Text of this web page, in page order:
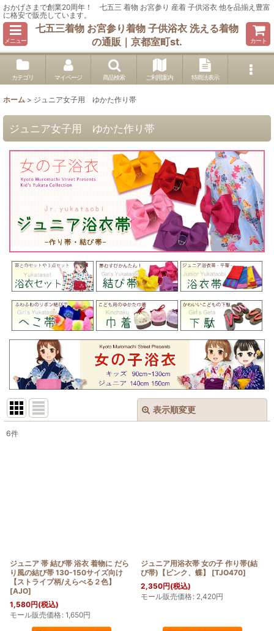
おかげさまで創業20周年！ 七五三 着物 お宮参り 産着 子供浴衣 他を品揃え豊富
に格安で販売しています。
メニュー
七五三着物 お宮参り着物 子供浴衣 洗える着物
の通販｜京都室町st.
カート
カテゴリ マイページ 商品検索 ご利用案内 特商法表示
ホーム > ジュニア女子用 ゆかた作り帯
ジュニア女子用 ゆかた作り帯
表示順変更
6件
ジュニア 帯 結び帯 浴衣 着物に だら
り風の結び帯 130-150サイズ向け
【ストライプ柄/えらべる２色】
[AJO]
1,580円(税込)
モール販売価格: 1,650円
ジュニア用浴衣帯 女の子 作り帯(結
び帯)【ピンク、蝶】
[TJO470]
2,350円(税込)
モール販売価格: 2,420円